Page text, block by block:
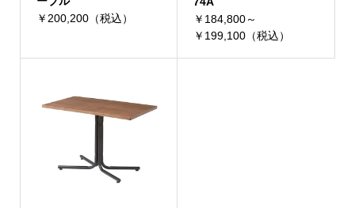
￥200,200（税込）
￥184,800～
￥199,100（税込）